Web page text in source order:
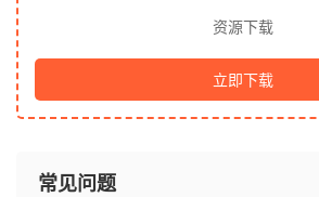
资源下载
立即下载
常见问题